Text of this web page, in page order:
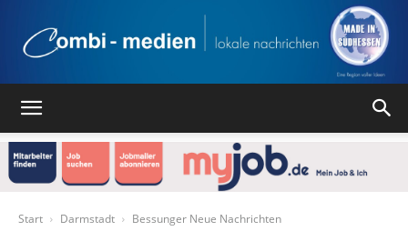
Start Darmstadt Bessunger Neue Nachrichten